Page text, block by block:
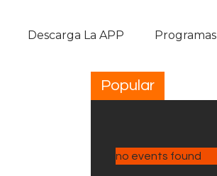
Descarga La APP Programas
Popular
no events found